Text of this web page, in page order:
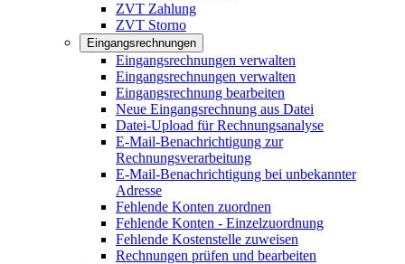
ZVT Zahlung
ZVT Storno
Eingangsrechnungen
Eingangsrechnungen verwalten
Eingangsrechnungen verwalten
Eingangsrechnung bearbeiten
Neue Eingangsrechnung aus Datei
Datei-Upload für Rechnungsanalyse
E-Mail-Benachrichtigung zur
Rechnungsverarbeitung
E-Mail-Benachrichtigung bei unbekannter
Adresse
Fehlende Konten zuordnen
Fehlende Konten - Einzelzuordnung
Fehlende Kostenstelle zuweisen
Rechnungen prüfen und bearbeiten